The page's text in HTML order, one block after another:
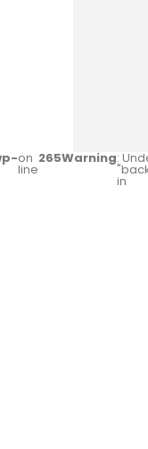
on
line
265Warning:
in